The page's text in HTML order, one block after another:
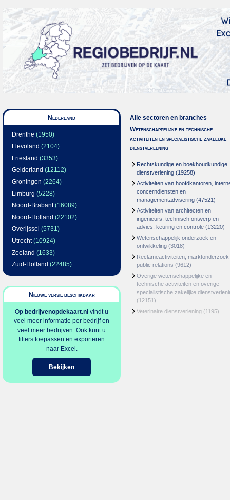
Nederland
Drenthe (1950)
Flevoland (2104)
Friesland (3353)
Gelderland (12112)
Groningen (2264)
Limburg (5228)
Noord-Brabant(16089)
Noord-Holland (22102)
Overijssel (5731)
Utrecht(10924)
Zeeland (1633)
Zuid-Holland (22485)
Nieuwe versie beschikbaar
Op bedrijvenopdekaart.nl vindt u
veel meer informatie per bedrijf en
veel meer bedrijven. Ook kunt u
filters toepassen en exporteren
naar Excel.
Bekijken
Alle sectoren en branches
Wetenschappelijke en technische
activiteiten en specialistische zakelijke
dienstverlening
Rechtskundige en boekhoudkundige
dienstverlening (19258)
Activiteiten van hoofdkantoren,
concerndiensten en
managementadvisering (47521)
Activiteiten van architecten en
ingenieurs; technisch ontwerp en
advies, keuring en controle (13220)
Wetenschappelijk onderzoek en
ontwikkeling (3018)
Reclameactiviteiten, marktonderzoek
public relations (9612)
Overige wetenschappelijke en
technische activiteiten en overige
specialistische zakelijke
(12151)
Veterinaire dienstverlening (1195)